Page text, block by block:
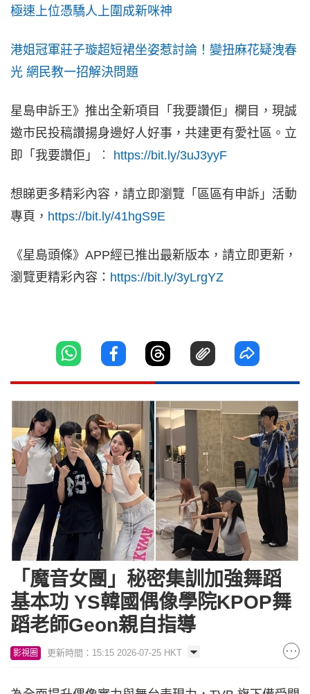
極速上位憑驕人上圍成新咪神
港姐冠軍莊子璇超短裙坐姿惹討論！變扭麻花疑洩春
光 網民教一招解決問題
星島申訴王》推出全新項目「我要讚佢」欄目，現誠
邀市民投稿讚揚身邊好人好事，共建更有愛社區。立
即「我要讚佢」︰
https://bit.ly/3uJ3yyF
想睇更多精彩內容，請立即瀏覽「區區有申訴」活動
專頁， https://bit.ly/41hgS9E
《星島頭條》APP經已推出最新版本，請立即更新，
瀏覽更精彩內容： https://bit.ly/3yLrgYZ
「魔音女團」秘密集訓加強舞蹈
基本功 YS韓國偶像學院KPOP舞
蹈老師Geon親自指導
影視圈 更新時間：15:15 2026-07-25 HKT